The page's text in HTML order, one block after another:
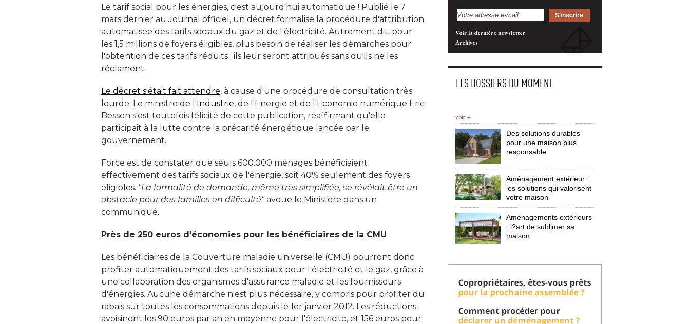
Le tarif social pour les énergies, c'est aujourd'hui automatique ! Publié le 7
mars dernier au Journal officiel, un décret formalise la procédure d'attribution
automatisée des tarifs sociaux du gaz et de l'électricité. Autrement dit, pour
les 1,5 millions de foyers éligibles, plus besoin de réaliser les démarches pour
l'obtention de ces tarifs réduits : ils leur seront attribués sans qu'ils ne les
réclament.
Le décret s'était fait attendre, à cause d'une procédure de consultation très
lourde. Le ministre de l'Industrie, de l'Energie et de l'Economie numérique Eric
Besson s'est toutefois félicité de cette publication, réaffirmant qu'elle
participait à la lutte contre la précarité énergétique lancée par le
gouvernement.
Force est de constater que seuls 600.000 ménages bénéficiaient
effectivement des tarifs sociaux de l'énergie, soit 40% seulement des foyers
éligibles. "La formalité de demande, même très simplifiée, se révélait être un
obstacle pour des familles en difficulté"avoue le Ministère dans un
communiqué.
Près de 250 euros d'économies pour les bénéficiaires de la CMU
Les bénéficiaires de la Couverture maladie universelle (CMU) pourront donc
profiter automatiquement des tarifs sociaux pour l'électricité et le gaz, grâce à
une collaboration des organismes d'assurance maladie et les fournisseurs
d'énergies. Aucune démarche n'est plus nécessaire, y compris pour profiter du
rabais sur toutes les consommations depuis le 1er janvier 2012. Les réductions
avoisinent les 90 euros par an en moyenne pour l'électricité, et 156 euros pour
Voir la dernière newsletter
Archives
LES DOSSIERS DU MOMENT
voir +
Des solutions durables
pour une maison plus
responsable
Aménagement extérieur :
les solutions qui valorisent
votre maison
Aménagements extérieurs
: l?art de sublimer sa
maison